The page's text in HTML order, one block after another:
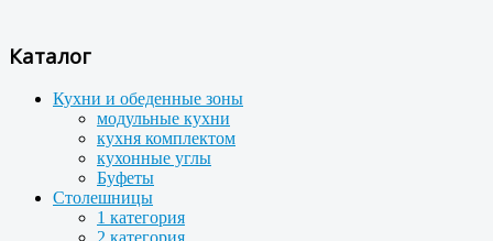
Каталог
Кухни и обеденные зоны
модульные кухни
кухня комплектом
кухонные углы
Буфеты
Столешницы
1 категория